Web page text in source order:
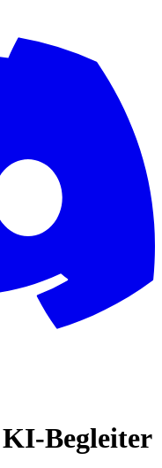
KI-Begleiter